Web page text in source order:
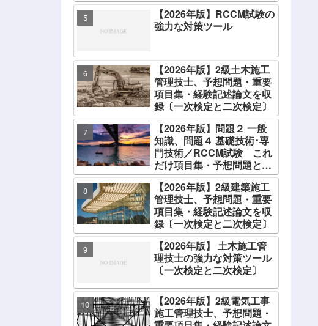
【2026年版】RCCM試験の
強力な対策ツール
【2026年版】2級土木施工
管理技士、予想問題・重要
項目集・経験記述論文を収
録〔一次検定と二次検定〕
【2026年版】問題２ 一般
知識、問題４ 基礎技術･専
門技術／RCCM試験 これ
だけ項目集・予想問題と解
説
【2026年版】2級建築施工
管理技士、予想問題・重要
項目集・経験記述論文を収
録〔一次検定と二次検定〕
【2026年版】 土木施工管
理技士の強力な対策ツール
〔一次検定と二次検定〕
【2026年版】2級電気工事
施工管理技士、予想問題・